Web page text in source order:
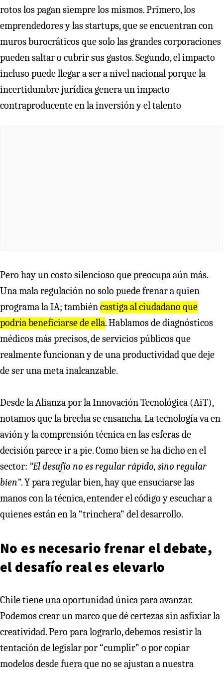
rotos los pagan siempre los mismos. Primero, los
emprendedores y las startups, que se encuentran con
muros burocráticos que solo las grandes corporaciones
pueden saltar o cubrir sus gastos. Segundo, el impacto
incluso puede llegar a ser a nivel nacional porque la
incertidumbre jurídica genera un impacto
contraproducente en la inversión y el talento
Pero hay un costo silencioso que preocupa aún más.
Una mala regulación no solo puede frenar a quien
programa la IA; tambiéncastiga al ciudadano que
podría beneficiarse de ella. Hablamos de diagnósticos
médicos más precisos, de servicios públicos que
realmente funcionan y de una productividad que deje
de ser una meta inalcanzable.
Desde la Alianza por la Innovación Tecnológica (AiT),
notamos que la brecha se ensancha. La tecnología va en
avión y la comprensión técnica en las esferas de
decisión parece ir a pie. Como bien se ha dicho en el
sector: “El desafío no es regular rápido, sino regular
bien”. Y para regular bien, hay que ensuciarse las
manos con la técnica, entender el código y escuchar a
quienes están en la “trinchera” del desarrollo.
No es necesario frenar el debate,
el desafío real es elevarlo
Chile tiene una oportunidad única para avanzar.
Podemos crear un marco que dé certezas sin asfixiar la
creatividad. Pero para lograrlo, debemos resistir la
tentación de legislar por “cumplir” o por copiar
modelos desde fuera que no se ajustan a nuestra